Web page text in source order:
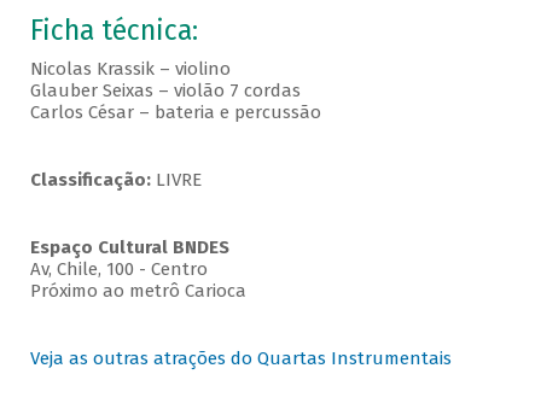
Ficha técnica:
Nicolas Krassik – violino
Glauber Seixas – violão 7 cordas
Carlos César – bateria e percussão
Classificação:LIVRE
Espaço Cultural BNDES
Av, Chile, 100 - Centro
Próximo ao metrô Carioca
Veja as outras atrações do Quartas Instrumentais